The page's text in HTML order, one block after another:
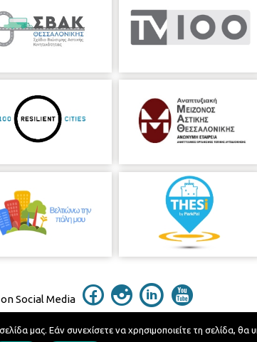
on Social Media
Telephone Catalog
μας. Εάν συνεχίσετε να χρησιμοποιείτε τη σελίδα, θα